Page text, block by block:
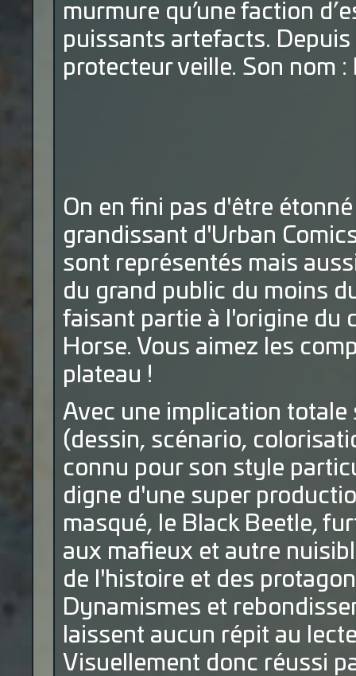
murmure qu’une faction
puissants artefacts.
protecteur veille. Son nom :
On en fini pas d'être
grandissant d'Urban
sont représentés mais
du grand public du moins
faisant partie à l'origine du
Horse. Vous aimez les
plateau !
Avec une implication
(dessin, scénario,
connu pour son style
digne d'une super
masqué, le Black Beetle,
aux mafieux et autre
de l'histoire et des
Dynamismes et
laissent aucun répit au
Visuellement donc réussi